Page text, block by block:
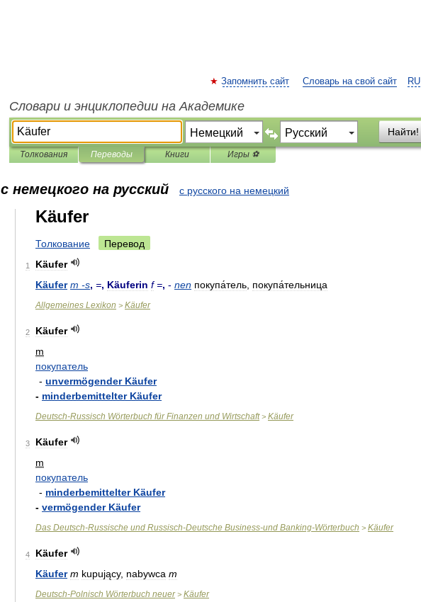
RU
Запомнить сайт Словарь на свой сайт
Словари и энциклопедии на Академике
Найти!
Толкования Переводы Книги Игры ⚽
с немецкого на русский с русского на немецкий
Käufer
Толкование Перевод
1
Käufer
Käufer m -s, =, Käuferin f=, - nen покупа́тель покупа́тельница
Allgemeines Lexikon > Käufer
2
Käufer
m
покупатель
- unvermögender Käufer
- minderbemittelter Käufer
Deutsch-Russisch Wörterbuch für Finanzen und Wirtschaft> Käufer
3
Käufer
m
покупатель
- minderbemittelter Käufer
- vermögender Käufer
Das Deutsch-Russische und Russisch-Deutsche Business-und Banking-Wörterbuch > Käufer
4
Käufer
Käufer m kupujący, nabywca m
Deutsch-Polnisch Wörterbuch neuer> Käufer